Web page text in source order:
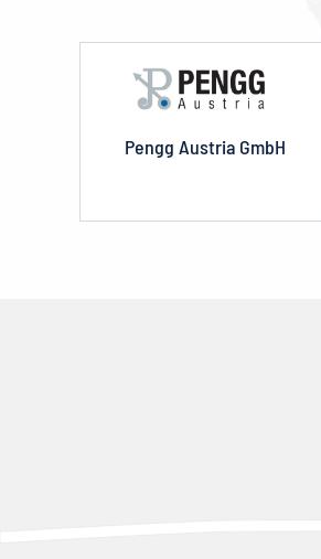
Pengg Austria GmbH